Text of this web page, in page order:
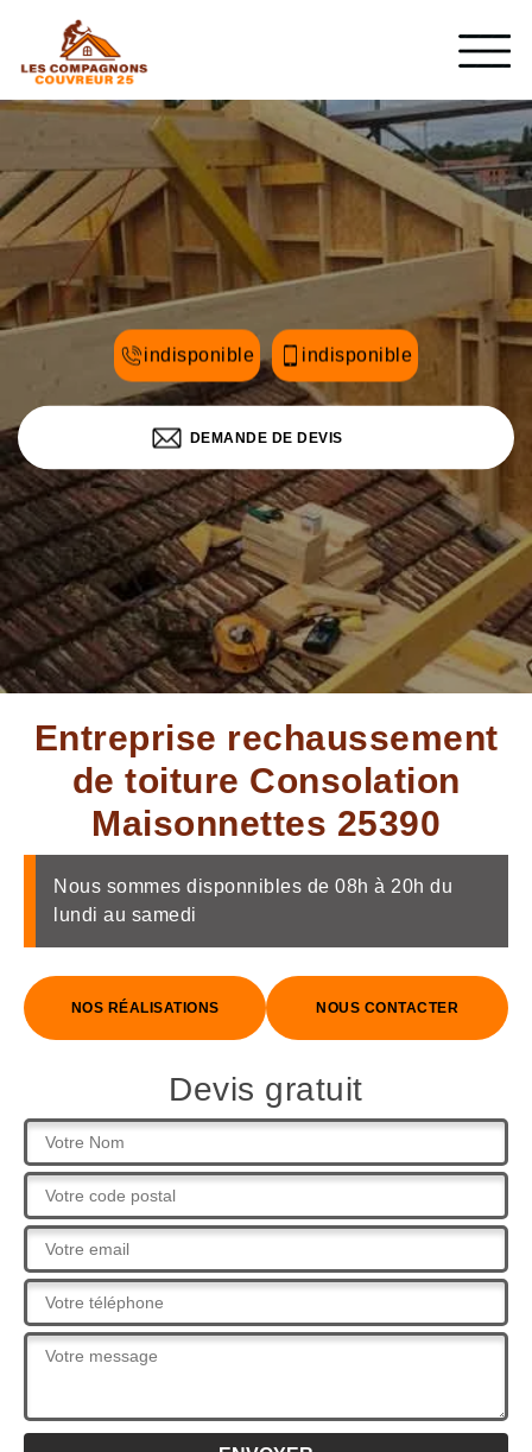
indisponible indisponible
DEMANDE DE DEVIS
Entreprise rechaussement
de toiture Consolation
Maisonnettes 25390
Nous sommes disponnibles de 08h à 20h du
lundi au samedi
NOS RÉALISATIONS NOUS CONTACTER
Devis gratuit